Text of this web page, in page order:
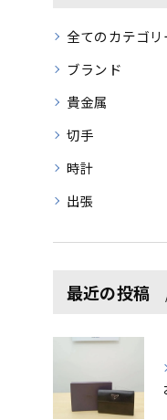
全てのカテゴリ
ブランド
貴金属
切手
時計
出張
最近の投稿